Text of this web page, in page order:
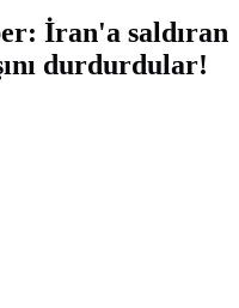
İran'a saldıran
durdurdular!